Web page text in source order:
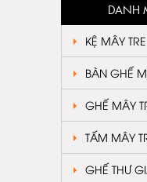
DANH
KỆ MÂY
BÀN GHẾ
GHẾ MÂY
TẤM MÂY
GHẾ THƯ